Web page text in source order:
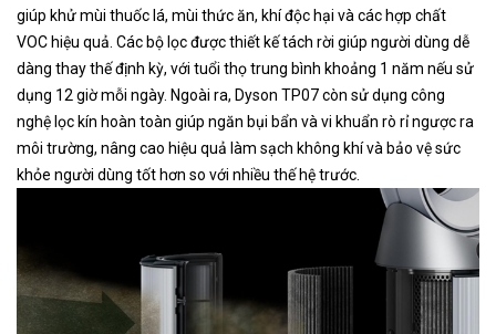
giúp khử mùi thuốc lá, mùi thức ăn, khí độc hại và các hợp chất
VOC hiệu quả. Các bộ lọc được thiết kế tách rời giúp người dùng dễ
dàng thay thế định kỳ, với tuổi thọ trung bình khoảng 1 năm nếu sử
dụng 12 giờ mỗi ngày. Ngoài ra, Dyson TP07 còn sử dụng công
nghệ lọc kín hoàn toàn giúp ngăn bụi bẩn và vi khuẩn rò rỉ ngược ra
môi trường, nâng cao hiệu quả làm sạch không khí và bảo vệ sức
khỏe người dùng tốt hơn so với nhiều thế hệ trước.​​​​​​​